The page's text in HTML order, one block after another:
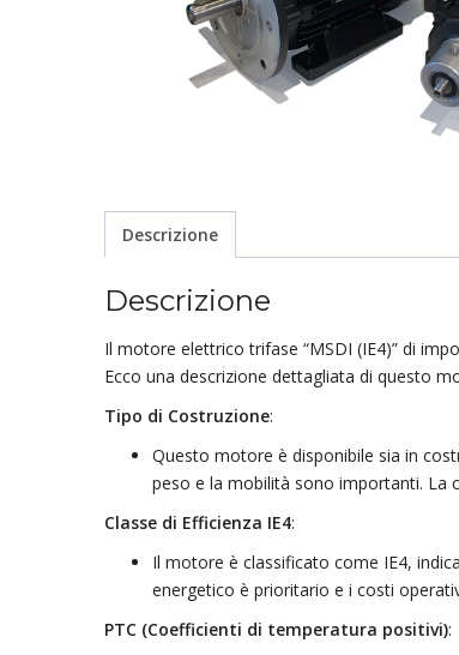
Descrizione
Descrizione
Il motore elettrico trifase “MSDI (IE4)” di
Ecco una descrizione dettagliata di questo
Tipo di Costruzione:
Questo motore è disponibile sia in
peso e la mobilità sono importanti. La
Classe di Efficienza IE4:
Il motore è classificato come IE4,
energetico è prioritario e i costi
PTC (Coefficienti di temperatura positivi):